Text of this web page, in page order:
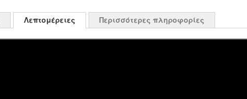
Λεπτομέρειες Περισσότερες πληροφορίες